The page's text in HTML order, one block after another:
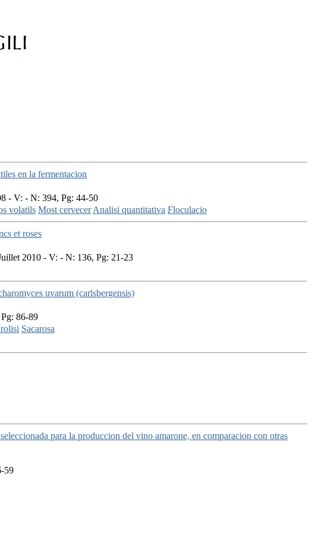
en la fermentacion
- V: - N: 394, Pg: 44-50
volatils Most cervecerAnalisi quantitativa Floculacio
et roses
2010 - V: - N: 136, Pg: 21-23
uvarum (carlsbergensis)
86-89
Sacarosa
para la produccion del vino amarone, en comparacion con otras
59